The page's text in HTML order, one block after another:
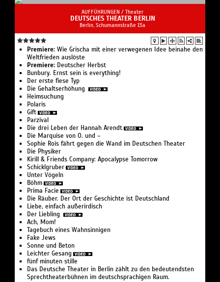
AUFFÜHRUNGEN / Theater
DEUTSCHES THEATER BERLIN
Berlin, Schumannstraße 13a
Premiere: Wie Grischa mit einer verwegenen Idee beinahe den
Weltfrieden auslöste
Premiere: Deutscher Herbst
Bunbury. Ernst sein is everything!
Der erste fiese Typ
Die Gehaltserhöhung
Heimsuchung
Polaris
Gift
Parzival
Die drei Leben der Hannah Arendt
Die Marquise von O. und –
Sophie Rois fährt gegen die Wand im Deutschen Theater
Die Physiker
Kirill & Friends Company: Apocalypse Tomorrow
Schicklgruber
Unter Vögeln
Böhm
Prima Facie
Die Räuber. Der Ort der Geschichte ist Deutschland
Liebe, einfach außerirdisch
Der Liebling
Ach, Mom!
Tagebuch eines Wahnsinnigen
Fake Jews
Sonne und Beton
Leichter Gesang
fünf minuten stille
Das Deutsche Theater in Berlin zählt zu den bedeutendsten
Sprechtheaterbühnen im deutschsprachigen Raum.